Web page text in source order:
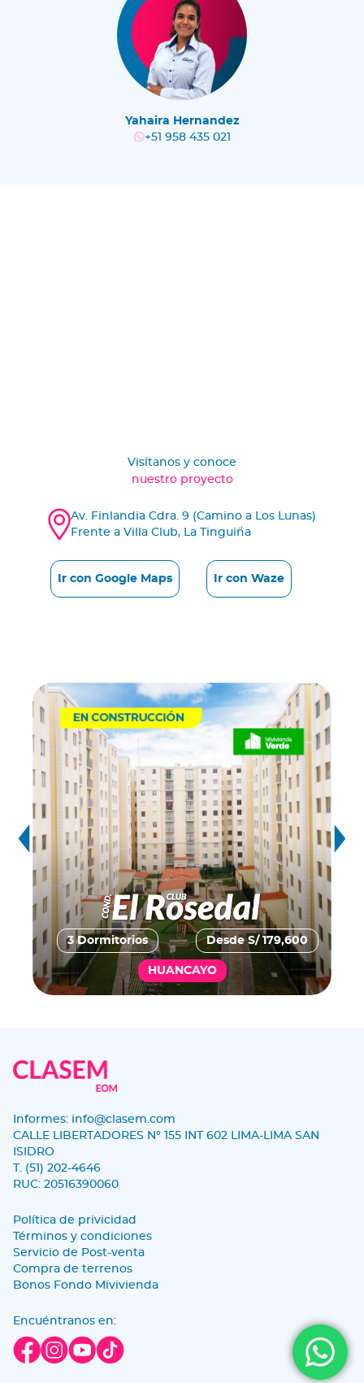
Yahaira Hernandez
+51 958 435 021
Visítanos y conoce
nuestro proyecto
Av. Finlandia Cdra. 9 (Camino a Los Lunas)
Frente a Villa Club, La Tinguiña
Ir con Google Maps Ir con Waze
3 Dormitorios Desde S/ 179,600
HUANCAYO
Informes: info@clasem.com
CALLE LIBERTADORES N° 155 INT 602 LIMA-LIMA SAN
ISIDRO
T. (51) 202-4646
RUC: 20516390060
Política de privicidad
Términos y condiciones
Servicio de Post-venta
Compra de terrenos
Bonos Fondo Mivivienda
Encuéntranos en: